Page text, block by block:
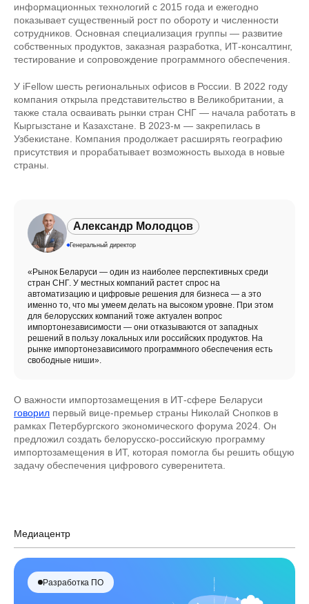
информационных технологий с 2015 года и ежегодно
показывает существенный рост по обороту и численности
сотрудников. Основная специализация группы — развитие
собственных продуктов, заказная разработка, ИТ-консалтинг,
тестирование и сопровождение программного обеспечения.
У iFellow шесть региональных офисов в России. В 2022 году
компания открыла представительство в Великобритании, а
также стала осваивать рынки стран СНГ — начала работать в
Кыргызстане и Казахстане. В 2023-м — закрепилась в
Узбекистане. Компания продолжает расширять географию
присутствия и прорабатывает возможность выхода в новые
страны.
Александр Молодцов
Генеральный директор
«Рынок Беларуси — один из наиболее перспективных среди
стран СНГ. У местных компаний растет спрос на
автоматизацию и цифровые решения для бизнеса — а это
именно то, что мы умеем делать на высоком уровне. При этом
для белорусских компаний тоже актуален вопрос
импортонезависимости — они отказываются от западных
решений в пользу локальных или российских продуктов. На
рынке импортонезависимого программного обеспечения есть
свободные ниши».
О важности импортозамещения в ИТ-сфере Беларуси
говорил первый вице-премьер страны Николай Снопков в
рамках Петербургского экономического форума 2024. Он
предложил создать белорусско-российскую программу
импортозамещения в ИТ, которая помогла бы решить общую
задачу обеспечения цифрового суверенитета.
Медиацентр
Разработка ПО